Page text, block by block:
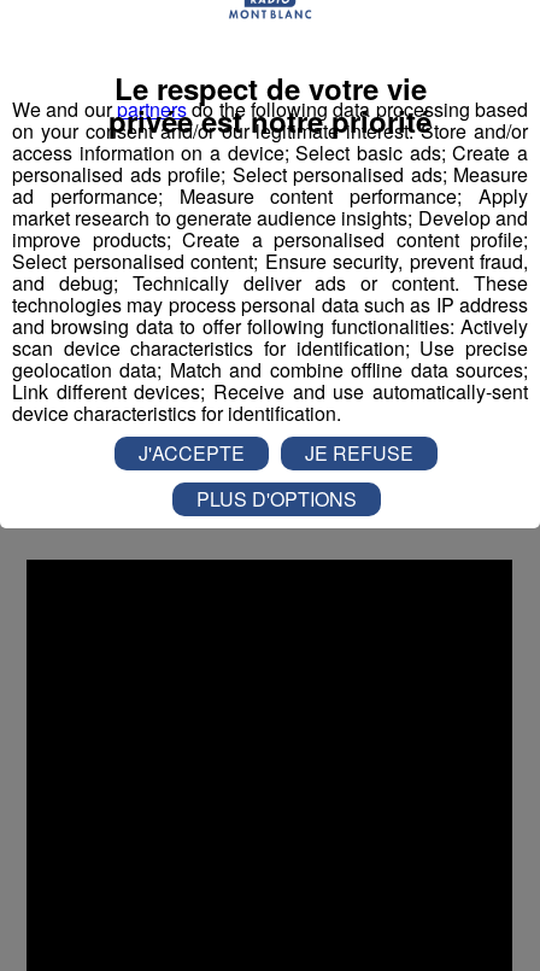
Il est revenu sur la réalité du métier de coach, sa posture
et ses repères éthiques, ainsi que sur les différences
entre accompagnement sérieux et pratiques dérivantes.
Un éclairage utile pour mieux comprendre ce qu’est
réellement le coaching aujourd’hui, à l’heure où les
promesses de transformation rapide et les figures
d’influence se multiplient.
Julian Perrieraccompagne les chefs d’entreprise très
opérationnels à structurer leur organisation, déléguer et
faire évoluer leur rôle d’expert vers celui de dirigeant, afin
que leur entreprise puisse se développer sans dépendre
en permanence d’eux. Il intervient principalement en
Haute-Savoie, Savoie, bassin genevois et plus largement
We and ourpartnersdo the following data processing based
on your consent and/or our legitimate interest: Store and/or
access information on a device; Select basic ads; Create a
personalised ads profile; Select personalised ads; Measure
ad performance; Measure content performance; Apply
market research to generate audience insights; Develop and
improve products; Create a personalised content profile;
Select personalised content; Ensure security, prevent fraud,
and debug; Technically deliver ads or content. These
technologies may process personal data such as IP address
and browsing data to offer following functionalities: Actively
scan device characteristics for identification; Use precise
geolocation data; Match and combine offline data sources;
Link different devices; Receive and use automatically-sent
device characteristics for identification.
Le respect de votre vie
privée est notre priorité
J'ACCEPTE
JE REFUSE
PLUS D'OPTIONS